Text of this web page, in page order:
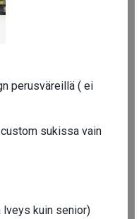
perusväreillä ( ei
sukissa vain
lveys kuin senior)